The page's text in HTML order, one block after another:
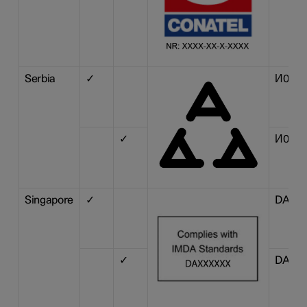
Serbia ✓ И011
✓ И011 17
Singapore ✓ DA
✓ DA